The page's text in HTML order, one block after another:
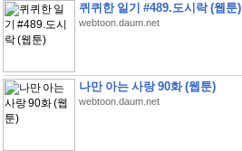
퀴퀴한 일기 #489.도시락 (웹툰)
webtoon.daum.net
나만 아는 사랑 90화 (웹툰)
webtoon.daum.net